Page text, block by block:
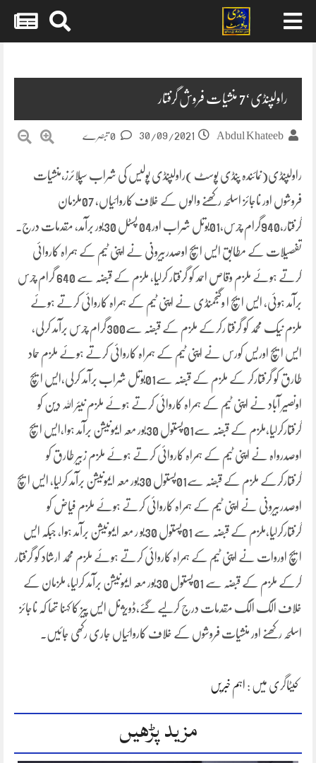
راولپنڈی‘7 منشیات فروش گرفتار
Abdul Khateeb
30/09/2021
راولپنڈی(نمائندہ پنڈی پوسٹ )راولپنڈی پولیس کی شراب سپلائرز،منشیات
فروشوں اور ناجائز اسلحہ رکھنے والوں کے خلاف کاروائیاں، 07ملزمان
گرفتار،940گرام چرس،01بوتل شراب اور04 پسٹل 30بور برآمد، مقدمات درج۔
تفصیلات کے مطابق ایس ایچ اوصدربیرونی نے اپنی ٹیم کے ہمراہ کاروائی
کرتے ہوئے ملزم وقاص احمد کو گرفتار کرلیا، ملزم کے قبضہ سے 640 گرام چرس
برآمد ہوئی، ایس ایچ ا وگنجمنڈی نے اپنی ٹیم کے ہمراہ کاروائی کرتے ہوئے
ملزم نیک محمد کو گرفتا رکرکے ملزم کے قبضہ سے300گرام چرس برآمد کرلی،
ایس ایچ اوریس کورس نے اپنی ٹیم کے ہمراہ کاروائی کرتے ہوئے ملزم حماد
طارق کو گرفتارکر کے ملزم کے قبضہ سے01بوتل شراب برآمد کرلی،ایس ایچ
اونصیر آباد نے اپنی ٹیم کے ہمراہ کاروائی کرتے ہوئے ملزم نیئر اللہ دین کو
گرفتارکرلیا،ملزم کے قبضہ سے01پستول 30بور معہ ایمونیشن برآمد ہوا،ایس ایچ
اوصدرواہ نے اپنی ٹیم کے ہمراہ کاروائی کرتے ہوئے ملزم زبیر طارق کو
گرفتارکرکے ملزم کے قبضہ سے01پستول 30بور معہ ایمونیشن برآمد کرلیا، ایس ایچ
اوصدربیرونی نے اپنی ٹیم کے ہمراہ کاروائی کرتے ہوئے ملزم فیاض کو
گرفتارکرلیا،ملزم کے قبضہ سے 01پستول 30بو ر معہ ایمونیشن برآمد ہوا، جبکہ ایس
ایچ اوروات نے اپنی ٹیم کے ہمراہ کاروائی کرتے ہوئے ملزم محمد ارشاد کو گرفتار
کرکے ملزم کے قبضہ سے 01پستول 30بور معہ ایمونیشن برآمد کرلیا، ملزمان کے
خلاف الگ الگ مقدمات درج کرلیے گئے،ڈویژنل ایس پیز کا کہنا تھا کہ ناجائز
اسلحہ رکھنے اور منشیات فروشوں کے خلاف کاروائیاں جاری رکھی جائیں۔
کیٹاگری میں : اہم خبریں
مزید پڑھیں